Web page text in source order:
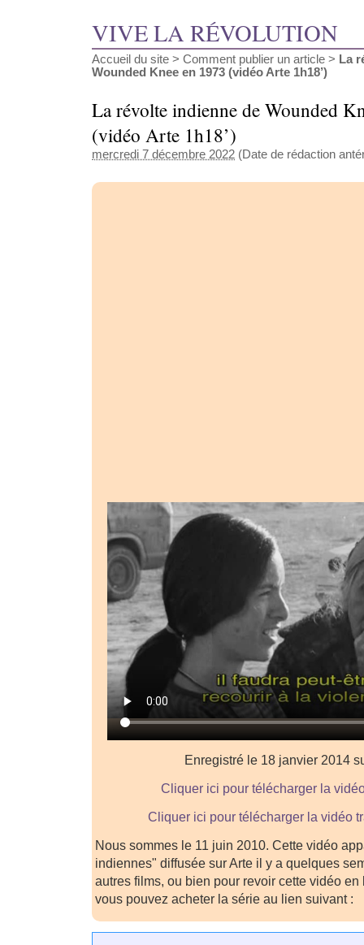
VIVE LA RÉVOLUTION
Accueil du site > Comment publier un article > La
Wounded Knee en 1973 (vidéo Arte 1h18’)
La révolte indienne de Wounded
(vidéo Arte 1h18’)
mercredi 7 décembre 2022 (Date de rédaction
Enregistré le 18 janvier 2014
Cliquer ici pour télécharger la
Cliquer ici pour télécharger la vidéo
Nous sommes le 11 juin 2010. Cette vidéo
indiennes" diffusée sur Arte il y a quelques
autres films, ou bien pour revoir cette vidéo
vous pouvez acheter la série au lien suivant :